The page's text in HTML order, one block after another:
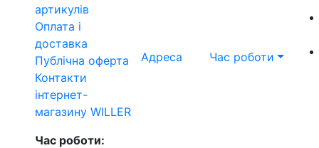
артикулів
Оплата і
доставка
Публічна оферта
Контакти
інтернет-
магазину WILLER
Час роботи:
Адреса Час роботи